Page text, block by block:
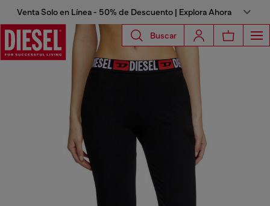
Venta Solo en Línea - 50% de Descuento | Explora Ahora
Buscar